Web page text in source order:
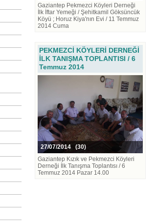
Gaziantep Pekmezci Köyleri Derneği
İlk İftar Yemeği / Şehitkamil Göksüncük
Köyü ; Horuz Kiya'nın Evi / 11 Temmuz
2014 Cuma
PEKMEZCİ KÖYLERİ DERNEĞİ
İLK TANIŞMA TOPLANTISI / 6
Temmuz 2014
27/07/2014 (30)
Gaziantep Kızık ve Pekmezci Köyleri
Derneği İlk Tanışma Toplantısı / 6
Temmuz 2014 Pazar 14.00